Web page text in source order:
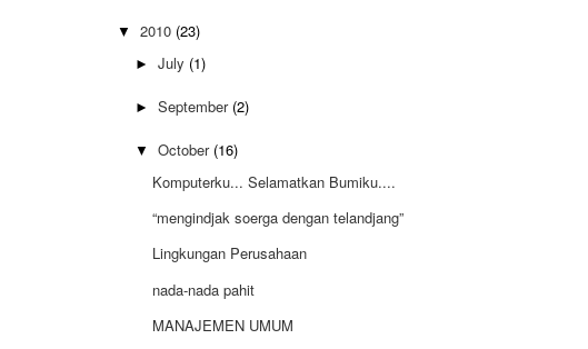
▼ 2010 (23)
► July (1)
► September (2)
▼ October (16)
Komputerku... Selamatkan Bumiku....
“mengindjak soerga dengan telandjang”
Lingkungan Perusahaan
nada-nada pahit
MANAJEMEN UMUM